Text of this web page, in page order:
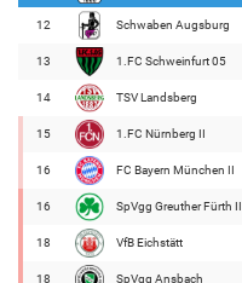
12 Schwaben Augsburg
13 1.FC Schweinfurt 05
14 TSV Landsberg
15 1.FC Nürnberg II
16 FC Bayern München II
16 SpVgg Greuther Fürth II
18 VfB Eichstätt
18 SpVgg Ansbach